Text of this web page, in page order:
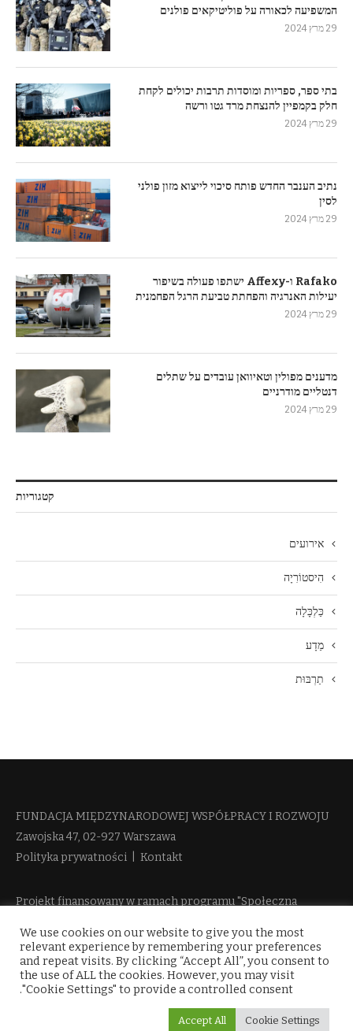
המשפיעה לכאורה על פוליטיקאים פולנים
29 מרץ 2024
בתי ספר, ספריות ומוסדות תרבות יכולים לקחת
חלק בקמפיין להנצחת מרד גטו ורשה
29 מרץ 2024
נתיב הענבר החדש פותח סיכוי לייצוא מזון פולני
לסין
29 מרץ 2024
Rafako ו-Affexy ישתפו פעולה בשיפור
יעילות האנרגיה והפחתת טביעת הרגל הפחמנית
29 מרץ 2024
מדענים מפולין וטאיוואן עובדים על שתלים
דנטליים מודרניים
29 מרץ 2024
קטגוריות
אירועים
הִיסטוֹרִיָה
כַּלְכָּלָה
מַדָע
תַרְבּוּת
FUNDACJA MIĘDZYNARODOWEJ WSPÓŁPRACY I ROZWOJU​
Zawojska 47, 02-927 Warszawa
Polityka prywatności
Kontakt
Projekt finansowany w ramach programu "Społeczna
więcej informacji
We use cookies on our website to give you the most
relevant experience by remembering your preferences
and repeat visits. By clicking “Accept All”, you consent to
the use of ALL the cookies. However, you may visit
"Cookie Settings" to provide a controlled consent.
Cookie Settings
Accept All